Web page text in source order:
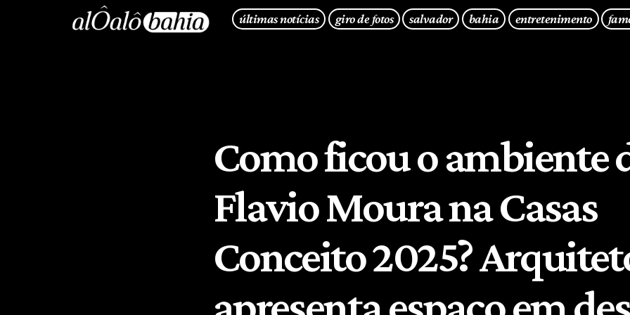
últimas notícias giro de fotos salvador bahia entretenimento
Como ficou o ambiente
Flavio Moura na Casas
Conceito 2025?